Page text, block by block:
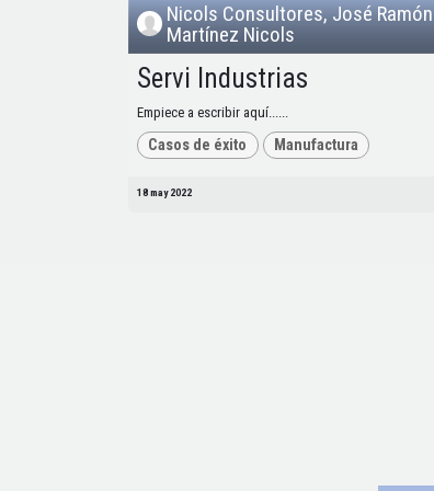
Nicols Consultores, José Ramón
Martínez Nicols
Servi Industrias
Empiece a escribir aquí......
Casos de éxito Manufactura
18 may 2022